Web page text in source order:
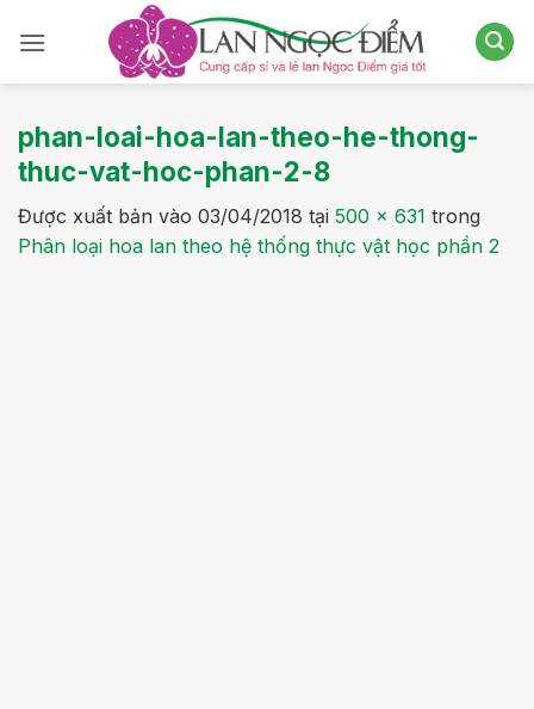
qua
phan-loai-hoa-lan-theo-he-thong-
thuc-vat-hoc-phan-2-8
Được xuất bản vào 03/04/2018 tại 500 × 631 trong
Phân loại hoa lan theo hệ thống thực vật học phần 2